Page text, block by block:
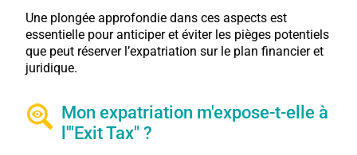
Une plongée approfondie dans ces aspects est
essentielle pour anticiper et éviter les pièges potentiels
que peut réserver l’expatriation sur le plan financier et
juridique.
Mon expatriation m'expose-t-elle à
l'"Exit Tax" ?